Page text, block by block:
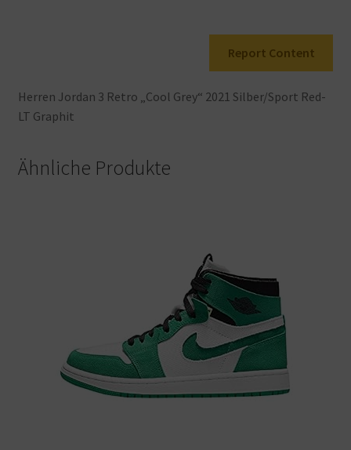
Report Content
Herren Jordan 3 Retro „Cool Grey“ 2021 Silber/Sport Red-
LT Graphit
Ähnliche Produkte